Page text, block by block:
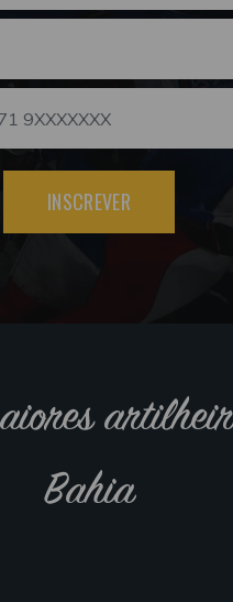
INSCREVER
Bahia